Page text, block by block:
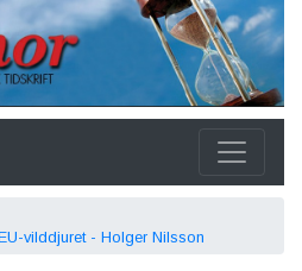
vilddjuret - Holger Nilsson